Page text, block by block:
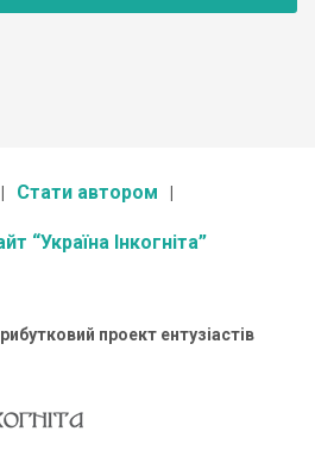
Стати автором
“Україна Інкогніта”
проект ентузіастів